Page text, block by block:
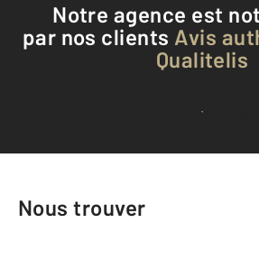
Notre agence est
par nos clients Avis
Qualitelis
Voir tous les avis
Nous trouver